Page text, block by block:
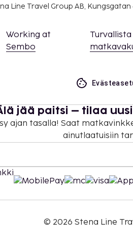
Line Travel Group AB, Kungsgatan
Working at
Sembo
Turvallista
jää paitsi – tilaa
ajan tasalla! Saat
ainutlaatuisiin
© 2026 Stena Line